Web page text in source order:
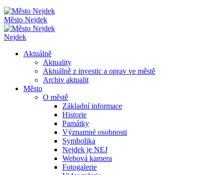
Město Nejdek
Nejdek
Aktuálně
Aktuality
Aktuálně z investic a oprav ve městě
Archiv aktualit
Město
O městě
Základní informace
Historie
Památky
Významné osobnosti
Symbolika
Nejdek je NEJ
Webová kamera
Fotogalerie